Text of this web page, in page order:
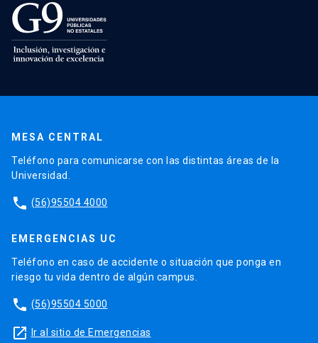
MESA CENTRAL
Teléfono para comunicarse con las distintas áreas de la
Universidad.
phone (56)95504 4000
EMERGENCIAS UC
Teléfono en caso de accidente o situación que ponga en
riesgo tu vida dentro de algún campus.
phone (56)95504 5000
launch Ir al sitio de Emergencias